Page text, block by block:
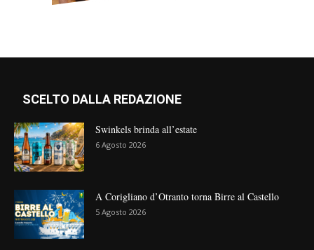
SCELTO DALLA REDAZIONE
Swinkels brinda all’estate
6 Agosto 2026
A Corigliano d’Otranto torna Birre al Castello
5 Agosto 2026